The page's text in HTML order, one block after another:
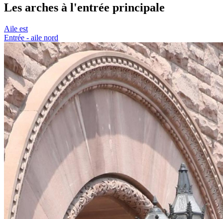
Les arches à l'entrée principale
Aile est
Entrée - aile nord